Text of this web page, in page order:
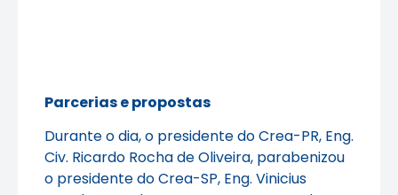
Parcerias e propostas
Durante o dia, o presidente do Crea-PR, Eng.
Civ. Ricardo Rocha de Oliveira, parabenizou
o presidente do Crea-SP, Eng. Vinicius